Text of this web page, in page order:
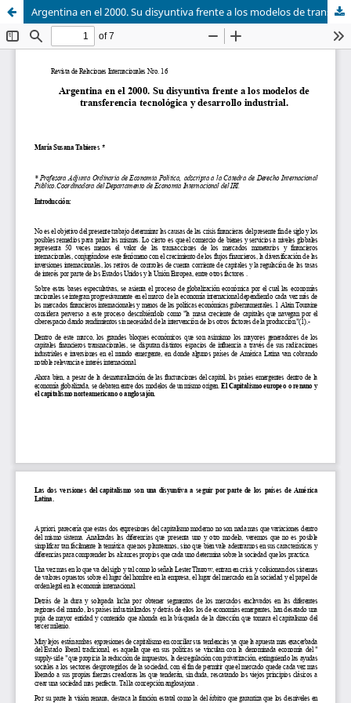
Argentina en el 2000. Su disyuntiva frente a los modelos de transferencia tecnológica y desarrollo industrial.